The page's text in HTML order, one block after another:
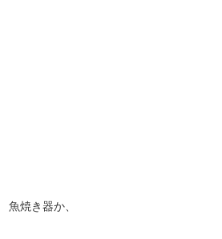
魚焼き器か、